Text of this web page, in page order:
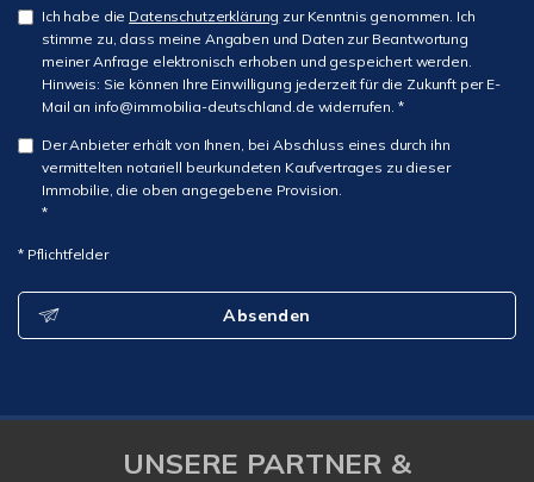
Ich habe die Datenschutzerklärung zur Kenntnis genommen. Ich
stimme zu, dass meine Angaben und Daten zur Beantwortung
meiner Anfrage elektronisch erhoben und gespeichert werden.
Hinweis: Sie können Ihre Einwilligung jederzeit für die Zukunft per E-
Mail an info@immobilia-deutschland.de widerrufen. *
Der Anbieter erhält von Ihnen, bei Abschluss eines durch ihn
vermittelten notariell beurkundeten Kaufvertrages zu dieser
Immobilie, die oben angegebene Provision.
*
* Pflichtfelder
Absenden
UNSERE PARTNER &